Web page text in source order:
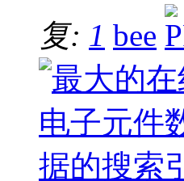
复: 1 bee